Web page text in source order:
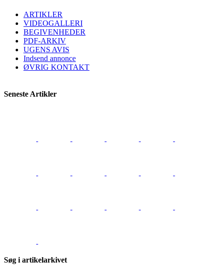
ARTIKLER
VIDEOGALLERI
BEGIVENHEDER
PDF-ARKIV
UGENS AVIS
Indsend annonce
ØVRIG KONTAKT
Seneste Artikler
Søg i artikelarkivet